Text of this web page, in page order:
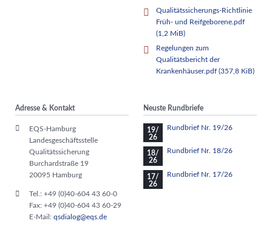
Qualitätssicherungs-Richtlinie
Früh- und Reifgeborene.pdf
(1,2 MiB)
Regelungen zum
Qualitätsbericht der
Krankenhäuser.pdf(357,8 KiB)
Adresse & Kontakt
EQS-Hamburg
Landesgeschäftsstelle
Qualitätssicherung
Burchardstraße 19
20095 Hamburg
Tel.: +49 (0)40-604 43 60-0
Fax: +49 (0)40-604 43 60-29
E-Mail: qsdialog@eqs.de
Neuste Rundbriefe
19/
26
Rundbrief Nr. 19/26
18/
26
Rundbrief Nr. 18/26
17/
26
Rundbrief Nr. 17/26